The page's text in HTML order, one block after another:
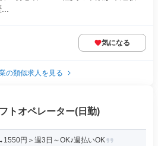
気になる
の類似求人を見る
トオペレーター(日勤)
円＞週3日～OK♪週払いOK